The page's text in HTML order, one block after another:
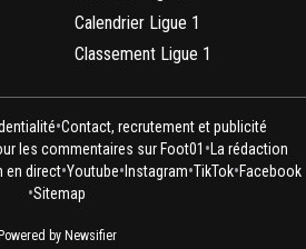
Calendrier Ligue 1
Classement Ligue 1
•Contact, recrutement et publicité
les commentaires sur Foot01 • La rédaction
en direct•Youtube• Instagram•TikTok•Facebook
•Sitemap
Powered by Newsifier